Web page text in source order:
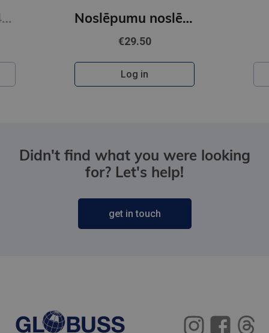
Zeme pēdējos 540 miljons gadu Noslēpumu noslēpums (e-grāmata)
€29.50
Log in
Didn't find what you were looking
for? Let's help!
get in touch